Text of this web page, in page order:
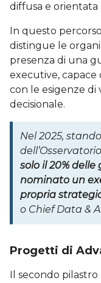
diffusa e orientata
In questo
distingue le
presenza di una
executive,
con le esigenze di
decisionale.
Nel 2025,
solo il 20%
nominato un
propria
o Chief Data &
Progetti di
Il secondo